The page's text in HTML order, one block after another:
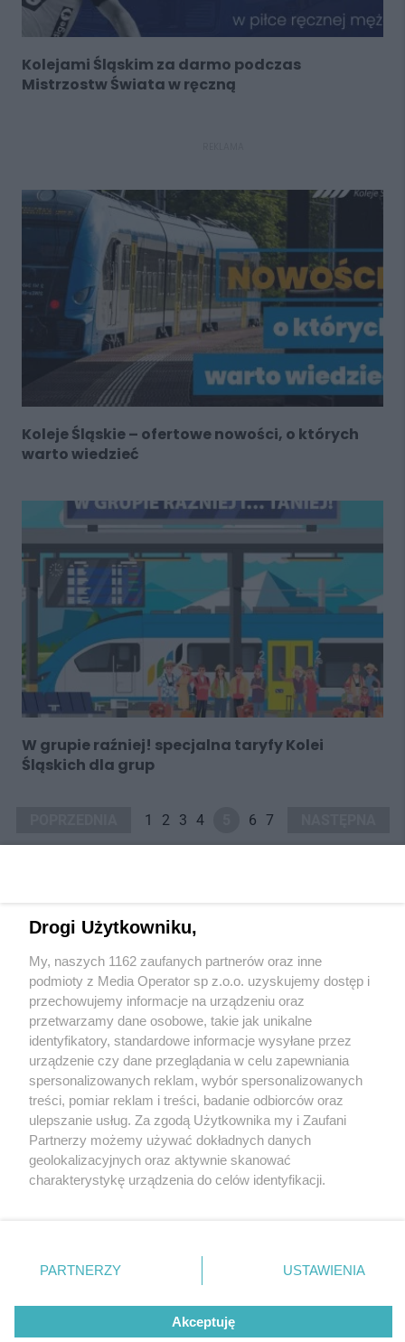
Kolejami Śląskim za darmo podczas
Mistrzostw Świata w ręczną
Koleje Śląskie – ofertowe nowości, o których
warto wiedzieć
W grupie raźniej! specjalna taryfy Kolei
Śląskich dla grup
1 2 3 4 6 7
Wydawca mediówlokalnych
Nie zapomnij
zapoznać się z:
polityką prywatności regulamin korzystania z portali
Twojemiasto
Piekary Śląskie
Chorzów
Tarnowskie Góry
Gliwice
Skontakuj sięz nami
Kontakt
Wydawca
Redakcja
Drogi Użytkowniku,
My, naszych 1162 zaufanych partnerów oraz inne
podmioty z Media Operator sp z.o.o. uzyskujemy dostęp i
przechowujemy informacje na urządzeniu oraz
przetwarzamy dane osobowe, takie jak unikalne
identyfikatory, standardowe informacje wysyłane przez
urządzenie czy dane przeglądania w celu zapewniania
spersonalizowanych reklam, wybór spersonalizowanych
treści, pomiar reklam i treści, badanie odbiorców oraz
ulepszanie usług. Za zgodą Użytkownika my i Zaufani
Partnerzy możemy używać dokładnych danych
geolokalizacyjnych oraz aktywnie skanować
charakterystykę urządzenia do celów identyfikacji.
zmienić/wycofać klikając przycisk ustawień prywatności
znajdujący się w lewym dolnym rogu strony
rodzaje przetwarzania danych nie wymagają zgody
użytkownika, ale masz prawo sprzeciwić się takiemu
PARTNERZY USTAWIENIA
Akceptuję